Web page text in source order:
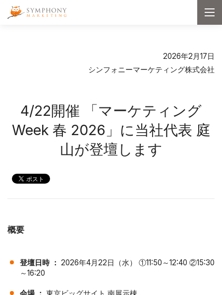
メインコンテンツへ移動
メ
開
く
2026年2月17日
シンフォニーマーケティング株式会社
4/22開催 「マーケティング
Week 春 2026」に当社代表 庭
山が登壇します
概要
登壇日時 ： 2026年4月22日（水） ①11:50～12:40 ②15:30
～16:20